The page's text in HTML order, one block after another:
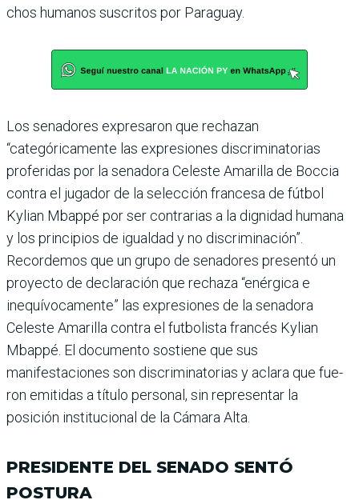
chos humanos suscritos por Paraguay.
Los senadores expresaron que rechazan
“categóricamente las expresiones discriminato­rias
proferidas por la senadora Celeste Amarilla de Boccia
contra el jugador de la selec­ción francesa de fútbol
Kylian Mbappé por ser contrarias a la dignidad humana
y los princi­pios de igualdad y no discri­minación”.
Recordemos que un grupo de senadores pre­sentó un
proyecto de decla­ración que rechaza “enérgica e
inequívocamente” las expre­siones de la senadora
Celeste Amarilla contra el futbolista francés Kylian
Mbappé. El documento sostiene que sus
manifestaciones son discri­minatorias y aclara que fue­
ron emitidas a título personal, sin representar la
posición ins­titucional de la Cámara Alta.
PRESIDENTE DEL SENADO SENTÓ
POSTURA